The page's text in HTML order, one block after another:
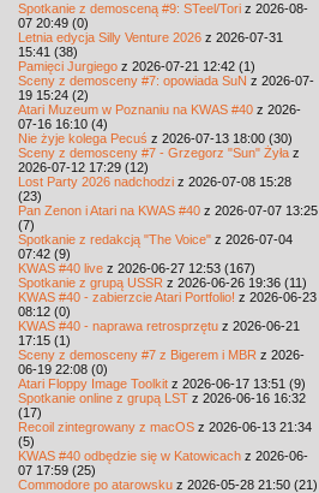
Spotkanie z demosceną #9: STeel/Tori z 2026-08-
07 20:49 (0)
Letnia edycja Silly Venture 2026 z 2026-07-31
15:41 (38)
Pamięci Jurgiego z 2026-07-21 12:42 (1)
Sceny z demosceny #7: opowiada SuN z 2026-07-
19 15:24 (2)
Atari Muzeum w Poznaniu na KWAS #40 z 2026-
07-16 16:10 (4)
Nie żyje kolega Pecuś z 2026-07-13 18:00 (30)
Sceny z demosceny #7 - Grzegorz "Sun" Żyła z
2026-07-12 17:29 (12)
Lost Party 2026 nadchodzi z 2026-07-08 15:28
(23)
Pan Zenon i Atari na KWAS #40 z 2026-07-07 13:25
(7)
Spotkanie z redakcją "The Voice" z 2026-07-04
07:42 (9)
KWAS #40 live z 2026-06-27 12:53 (167)
Spotkanie z grupą USSR z 2026-06-26 19:36 (11)
KWAS #40 - zabierzcie Atari Portfolio! z 2026-06-23
08:12 (0)
KWAS #40 - naprawa retrosprzętu z 2026-06-21
17:15 (1)
Sceny z demosceny #7 z Bigerem i MBR z 2026-
06-19 22:08 (0)
Atari Floppy Image Toolkit z 2026-06-17 13:51 (9)
Spotkanie online z grupą LST z 2026-06-16 16:32
(17)
Recoil zintegrowany z macOS z 2026-06-13 21:34
(5)
KWAS #40 odbędzie się w Katowicach z 2026-06-
07 17:59 (25)
Commodore po atarowsku z 2026-05-28 21:50 (21)